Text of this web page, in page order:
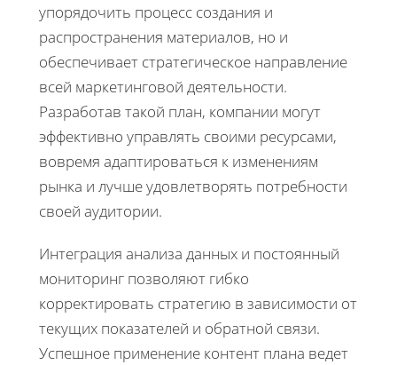
упорядочить процесс создания и
распространения материалов, но и
обеспечивает стратегическое направление
всей маркетинговой деятельности.
Разработав такой план, компании могут
эффективно управлять своими ресурсами,
вовремя адаптироваться к изменениям
рынка и лучше удовлетворять потребности
своей аудитории.
Интеграция анализа данных и постоянный
мониторинг позволяют гибко
корректировать стратегию в зависимости от
текущих показателей и обратной связи.
Успешное применение контент плана ведет